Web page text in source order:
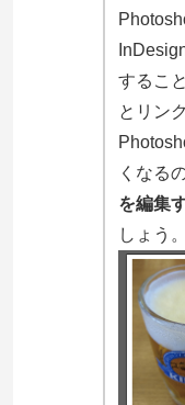
するこ
とリン
くなる
を編集
しょう。